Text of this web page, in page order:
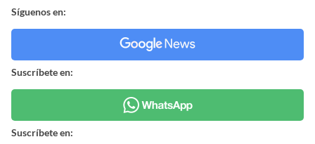
Síguenos en:
Suscríbete en:
Suscríbete en: